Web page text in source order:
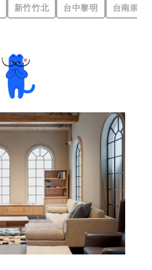
新竹竹北 台中黎明 台南崇善